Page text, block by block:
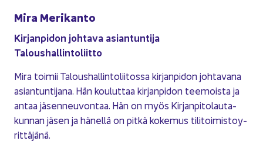
Mira Me­ri­kan­to
Kir­jan­pi­don joh­ta­va asian­tun­ti­ja
Ta­lous­hal­lin­to­liit­to
Mira toi­mii Ta­lous­hal­lin­to­lii­tos­sa kir­jan­pi­don joh­ta­va­na
asian­tun­ti­ja­na. Hän kou­lut­taa kir­jan­pi­don tee­mois­ta ja
antaa jä­sen­neu­von­taa. Hän on myös Kir­jan­pi­to­lau­ta­
kun­nan jäsen ja hä­nel­lä on pitkä ko­ke­mus ti­li­toi­mis­to­y­
rit­tä­jä­nä.